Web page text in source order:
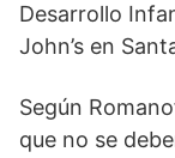
Desarrollo
John’s en
Según
que no se